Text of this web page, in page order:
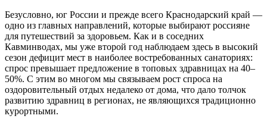
Безусловно, юг России и прежде всего Краснодарский край —
одно из главных направлений, которые выбирают россияне
для путешествий за здоровьем. Как и в соседних
Кавминводах, мы уже второй год наблюдаем здесь в высокий
сезон дефицит мест в наиболее востребованных санаториях:
спрос превышает предложение в топовых здравницах на 40–
50%. С этим во многом мы связываем рост спроса на
оздоровительный отдых недалеко от дома, что дало толчок
развитию здравниц в регионах, не являющихся традиционно
курортными.